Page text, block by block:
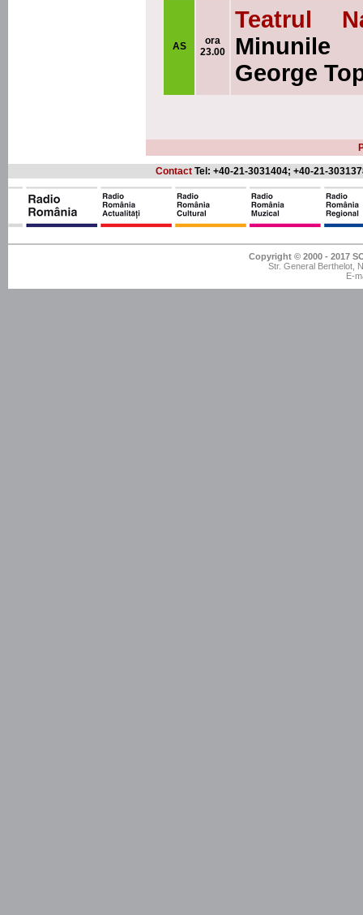
AS
ora
23.00
Teatrul
Minunile
George
Contact Tel: +40-21-3031404; +40-21-
Copyright © 2000 - 2017
Str. General Berthelot,
E-